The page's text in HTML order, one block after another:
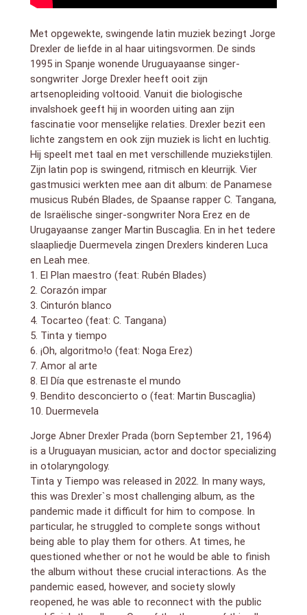
and finish the album. One of the themes of this album
fresh eyes, a message that resonates most strongly
in his hit song Cinturón Blanco.
His music is a combination of Uruguayan traditional
music (candombe, murga, milonga, tango), bossa
nova, pop, jazz and electronic music, which results in
very personal compositions with original
arrangements. The words also play an important role
in his songs. Apart from love, reflections about
identity, race and religions are a constant in his work.
Met opgewekte, swingende latin muziek bezingt Jorge
Drexler de liefde in al haar uitingsvormen. De sinds
1995 in Spanje wonende Uruguayaanse singer-
songwriter Jorge Drexler heeft ooit zijn
artsenopleiding voltooid. Vanuit die biologische
invalshoek geeft hij in woorden uiting aan zijn
fascinatie voor menselijke relaties. Drexler bezit een
lichte zangstem en ook zijn muziek is licht en luchtig.
Hij speelt met taal en met verschillende muziekstijlen.
Zijn latin pop is swingend, ritmisch en kleurrijk. Vier
gastmusici werkten mee aan dit album: de Panamese
musicus Rubén Blades, de Spaanse rapper C. Tangana,
de Israëlische singer-songwriter Nora Erez en de
Urugayaanse zanger Martin Buscaglia. En in het tedere
slaapliedje Duermevela zingen Drexlers kinderen Luca
en Leah mee.
1. El Plan maestro (feat: Rubén Blades)
2. Corazón impar
3. Cinturón blanco
4. Tocarteo (feat: C. Tangana)
5. Tinta y tiempo
6. ¡Oh, algoritmo!o (feat: Noga Erez)
7. Amor al arte
8. El Día que estrenaste el mundo
9. Bendito desconcierto o (feat: Martin Buscaglia)
10. Duermevela
Jorge Abner Drexler Prada (born September 21, 1964)
is a Uruguayan musician, actor and doctor specializing
in otolaryngology.
Tinta y Tiempo was released in 2022. In many ways,
this was Drexler`s most challenging album, as the
pandemic made it difficult for him to compose. In
particular, he struggled to complete songs without
being able to play them for others. At times, he
questioned whether or not he would be able to finish
the album without these crucial interactions. As the
pandemic eased, however, and society slowly
reopened, he was able to reconnect with the public